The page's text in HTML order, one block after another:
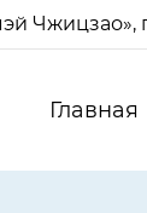
Чжицзао»,
Главная